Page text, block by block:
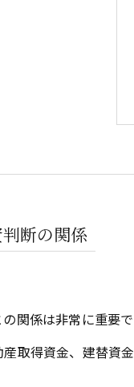
断の関係
関係は非常に重要
取得資金、建替資